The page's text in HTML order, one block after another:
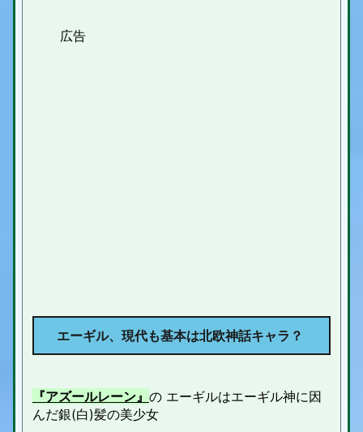
エーギル、現代も基本は北欧神話キャラ ？
『アズールレーン』 の エーギルはエーギル神に因
んだ銀(白)髪の美少女